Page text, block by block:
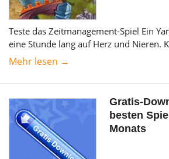
Teste das Zeitmanagement-Spiel Ein
eine Stunde lang auf Herz und Nieren.
Mehr lesen →
Gratis-
besten
Monats